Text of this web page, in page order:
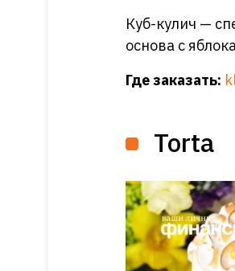
Куб-кулич —
основа с
Где заказать:
Torta